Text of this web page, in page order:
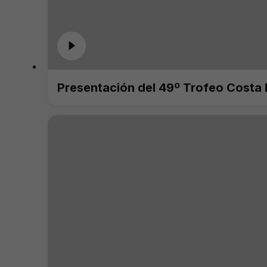
Presentación del 49º Trofeo Costa